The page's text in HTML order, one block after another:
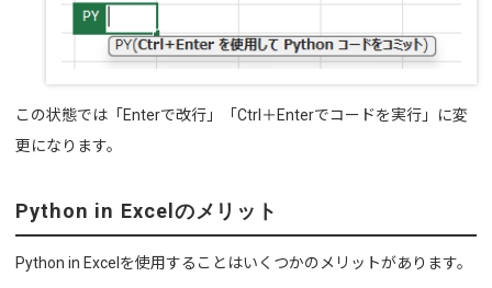
この状態では「Enterで改行」「Ctrl＋Enterでコードを実行」に変
更になります。
Python in Excelのメリット
Python in Excelを使用することはいくつかのメリットがあります。